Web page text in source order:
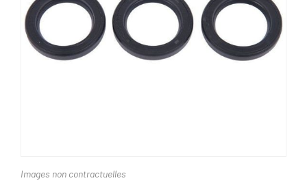
Images non contractuelles